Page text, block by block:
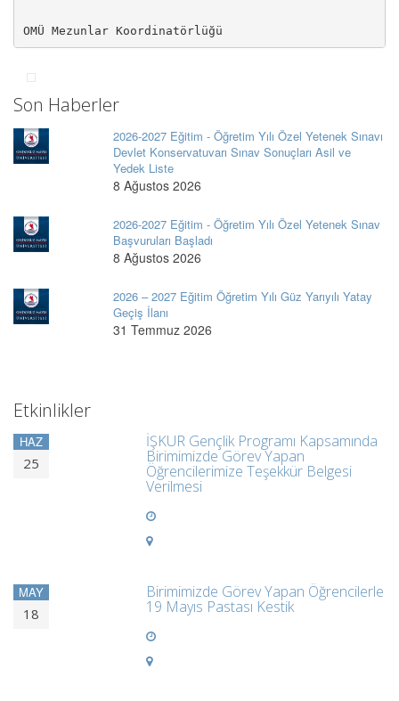
OMÜ Mezunlar Koordinatörlüğü
Son Haberler
2026-2027 Eğitim - Öğretim Yılı Özel Yetenek Sınavı
Devlet Konservatuvarı Sınav Sonuçları Asil ve
Yedek Liste
8 Ağustos 2026
2026-2027 Eğitim - Öğretim Yılı Özel Yetenek Sınav
Başvuruları Başladı
8 Ağustos 2026
2026 – 2027 Eğitim Öğretim Yılı Güz Yarıyılı Yatay
Geçiş İlanı
31 Temmuz 2026
Etkinlikler
HAZ
25
İŞKUR Gençlik Programı Kapsamında
Birimimizde Görev Yapan
Öğrencilerimize Teşekkür Belgesi
Verilmesi
MAY
18
Birimimizde Görev Yapan Öğrencilerle
19 Mayıs Pastası Kestik